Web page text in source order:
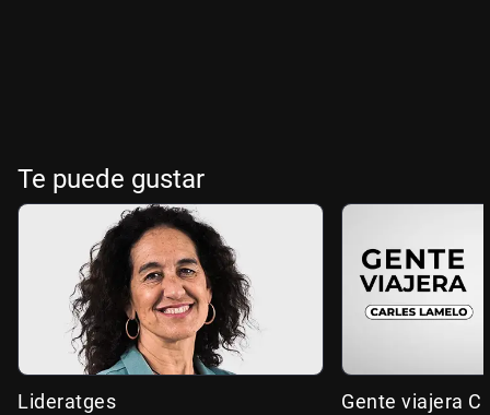
Te puede gustar
Lideratges Gente viajera